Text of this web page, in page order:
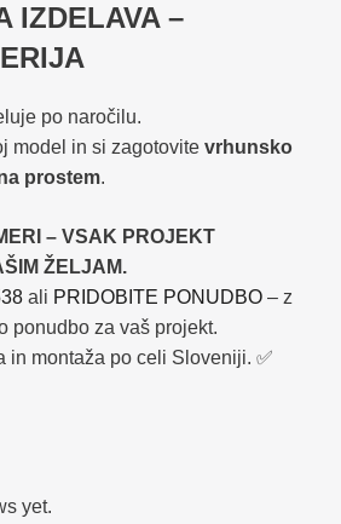
IZDELAVA –
po naročilu.
model in si zagotovite vrhunsko
prostem.
– VSAK PROJEKT
ŽELJAM.
ali PRIDOBITE PONUDBO – z
ponudbo za vaš projekt.
in montaža po celi Sloveniji. ✅
yet.